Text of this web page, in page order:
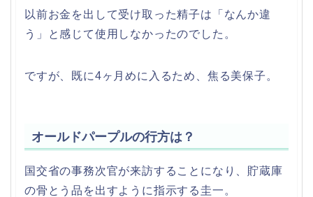
以前お金を出して受け取った精子は「なんか違
う」と感じて使用しなかったのでした。
ですが、既に4ヶ月めに入るため、焦る美保子。
オールドパープルの行方は？
国交省の事務次官が来訪することになり、貯蔵庫
の骨とう品を出すように指示する圭一。